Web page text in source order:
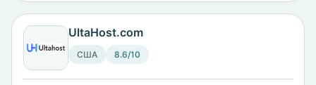
UltaHost.com
США 8.6/10